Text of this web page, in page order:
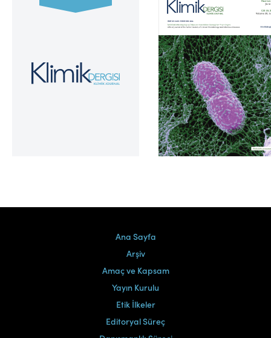
Cilt 39, Sayı 2
Ana Sayfa
Arşiv
Amaç ve Kapsam
Yayın Kurulu
Etik İlkeler
Editoryal Süreç